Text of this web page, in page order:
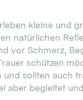
kleine und
natürlichen
vor Schmerz,
schützen
und sollten auch
aber begleitet